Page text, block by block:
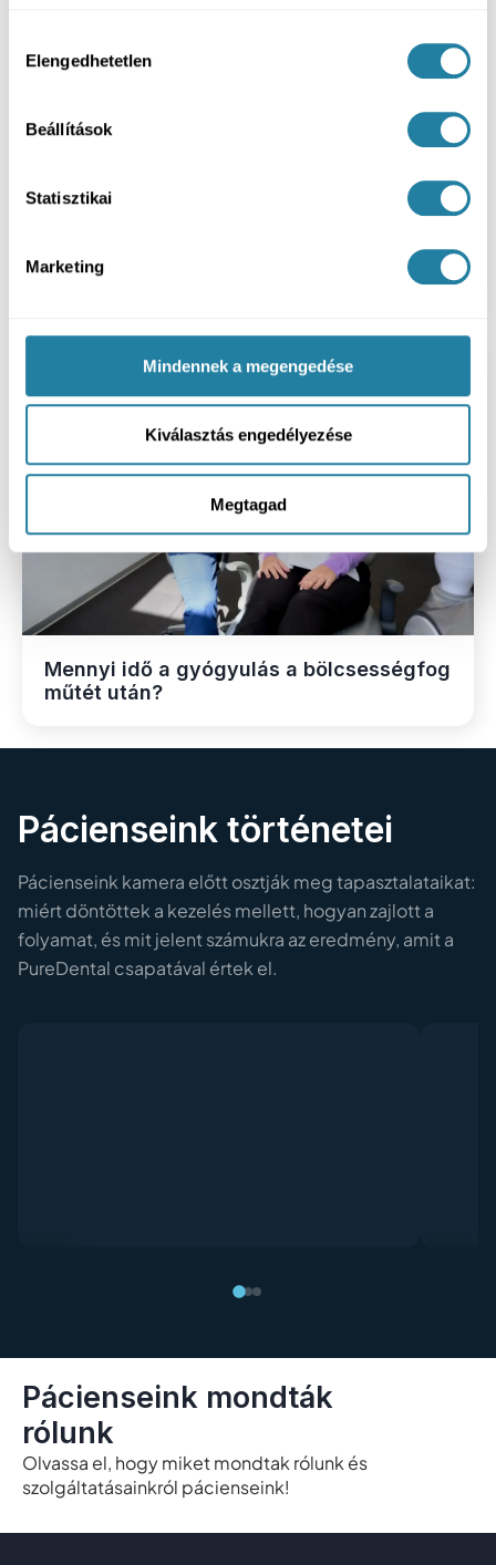
kiválasztása
Elengedhetetlen
Beállítások
Statisztikai
Marketing
Mindennek a megengedése
Kiválasztás engedélyezése
Megtagad
Milyen gyakran kell fogkövet
eltávolítani?
Mennyi idő a gyógyulás a bölcsességfog
műtét után?
Pácienseink történetei
Pácienseink kamera előtt osztják meg tapasztalataikat:
miért döntöttek a kezelés mellett, hogyan zajlott a
folyamat, és mit jelent számukra az eredmény, amit a
PureDental csapatával értek el.
Pácienseink mondták
rólunk
Olvassa el, hogy miket mondtak rólunk és
szolgáltatásainkról pácienseink!